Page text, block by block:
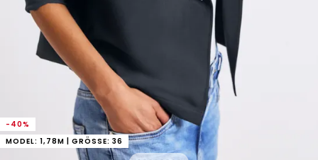
-40%
MODEL: 1,78M | GRÖSSE: 36